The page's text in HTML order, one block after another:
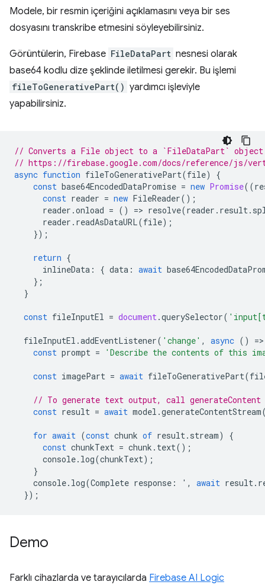
Modele, bir resmin içeriğini açıklamasını veya bir ses
dosyasını transkribe etmesini söyleyebilirsiniz.
Görüntülerin, Firebase FileDataPart nesnesi olarak
base64 kodlu dize şeklinde iletilmesi gerekir. Bu işlemi
fileToGenerativePart() yardımcı işleviyle
yapabilirsiniz.
// Converts a File object to a `FileDataPart`
// https://firebase.google.com/docs/reference/js/
async function fileToGenerativePart(file)
{
const base64EncodedDataPromise = new Promise((
const reader = new FileReader();
reader .onload = () => resolve(reader . result.
reader . readAsDataURL(file);
});
return {
inlineData : { data : await
};
}
const fileInputEl = document.querySelector(
fileInputEl .addEventListener( 'change' , async () =>
const prompt = 'Describe the contents of this
const imagePart = await fileToGenerativePart(
// To generate text output, call
const result = await model .generateContentStream
for await (const chunk of result. stream)
{
const chunkText = chunk . text();
console. log(chunkText);
}
console. log(Complete response : ' , await result.
});
Demo
Farklı cihazlarda ve tarayıcılarda Firebase AI Logic